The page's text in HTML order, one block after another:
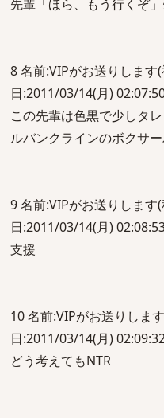
先輩「ほら、もう行くぞ」
8 名前:VIPがお送りします
日:2011/03/14(月)
この先輩は色黒で少しタ
ルバンクラインのボクサ
9 名前:VIPがお送りします
日:2011/03/14(月)
支援
10 名前:VIPがお送りしま
日:2011/03/14(月)
どう考えてもNTR